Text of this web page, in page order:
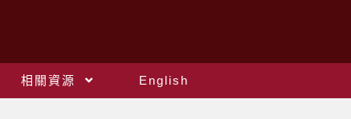
相關資源
English